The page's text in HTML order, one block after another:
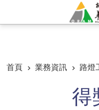
首頁
業務資訊 路燈
得